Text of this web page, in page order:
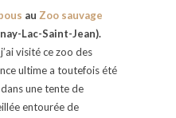
au Zoo sauvage
Lac-Saint-Jean).
visité ce zoo des
ultime a toutefois été
une tente de
entourée de